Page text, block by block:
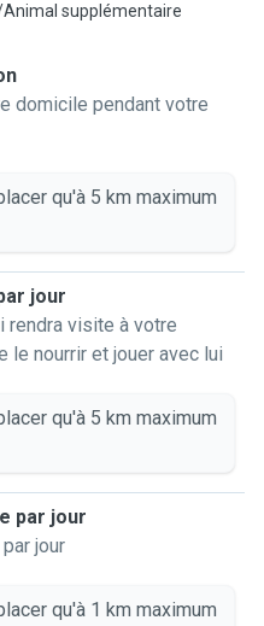
supplémentaire
domicile pendant votre
qu'à 5 km maximum
jour
rendra visite à votre
le nourrir et jouer avec lui
qu'à 5 km maximum
par jour
jour
qu'à 1 km maximum